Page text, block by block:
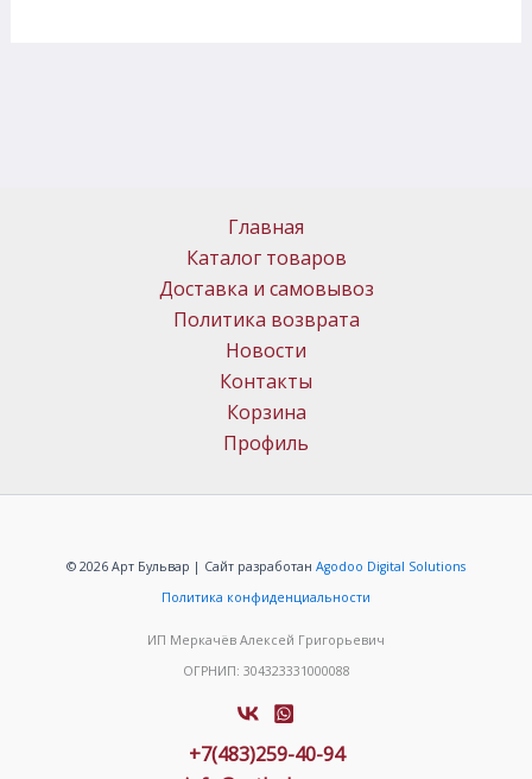
Главная
Каталог товаров
Доставка и самовывоз
Политика возврата
Новости
Контакты
Корзина
Профиль
© 2026 Арт Бульвар | Сайт разработан Agodoo Digital Solutions
Политика конфиденциальности
ИП Меркачёв Алексей Григорьевич
ОГРНИП: 304323331000088
+7(483)259-40-94